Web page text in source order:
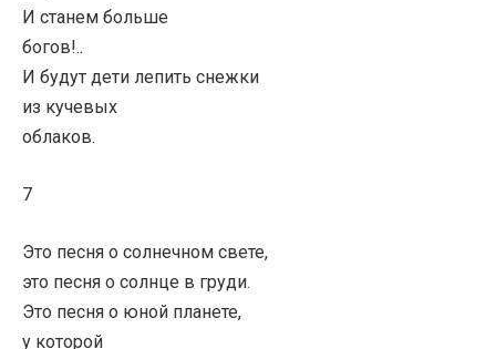
И станем больше
богов!..
И будут дети лепить снежки
из кучевых
облаков.
7
Это песня о солнечном свете,
это песня о солнце в груди.
Это песня о юной планете,
у которой